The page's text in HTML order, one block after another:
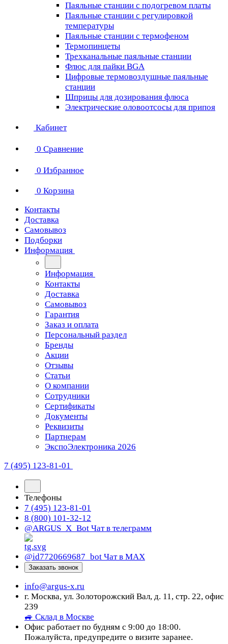
Паяльные станции с подогревом платы
Паяльные станции с регулировкой
температуры
Паяльные станции с термофеном
Термопинцеты
Трехканальные паяльные станции
Флюс для пайки BGA
Цифровые термовоздушные паяльные
станции
Шприцы для дозирования флюса
Электрические оловоотсосы для припоя
Кабинет
0 Сравнение
0 Избранное
0 Корзина
Контакты
Доставка
Самовывоз
Подборки
Информация
Информация
Контакты
Доставка
Самовывоз
Гарантия
Заказ и оплата
Персональный раздел
Бренды
Акции
Отзывы
Статьи
О компании
Сотрудники
Сертификаты
Документы
Реквизиты
Партнерам
ЭкспоЭлектроника 2026
7 (495) 123-81-01
Телефоны
7 (495) 123-81-01
8 (800) 101-32-12
@ARGUS_X_Bot Чат в телеграмм
@id7720669687_bot Чат в МАХ
Заказать звонок
info@argus-x.ru
г. Москва, ул. Золоторожский Вал, д. 11, стр. 22, офис
239
🚙 Склад в Москве
Офис работает по будням с 9:00 до 18:00.
Пожалуйста, предупредите о визите заранее.